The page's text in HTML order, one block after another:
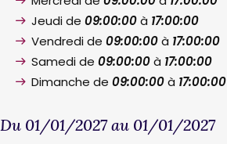
Jeudi de 09:00:00à 17:00:00
Vendredi de 09:00:00à 17:00:00
Samedi de 09:00:00à 17:00:00
Dimanche de 09:00:00à 17:00:00
Du 01/01/2027 au 01/01/2027